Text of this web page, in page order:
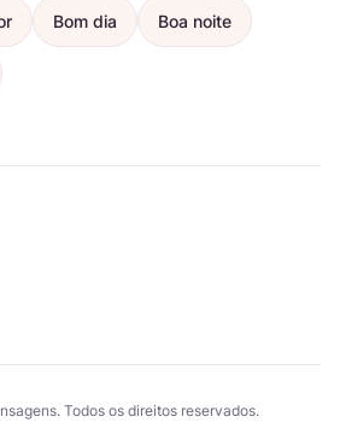
Bom dia Boa noite
Todos os direitos reservados.